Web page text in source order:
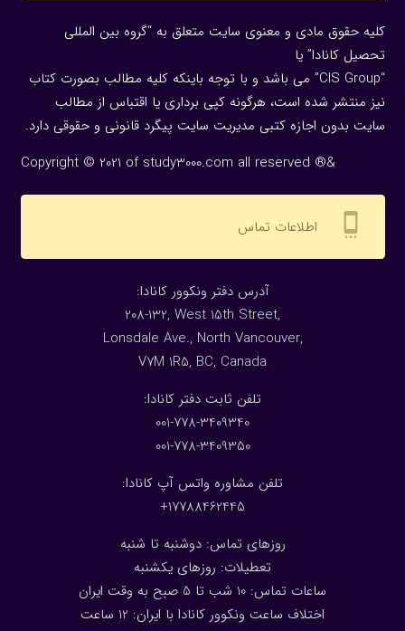
کلیه حقوق مادی و معنوی سایت متعلق به “گروه بین المللی
تحصیل کانادا” یا
“CIS Group” می باشد و با توجه باینکه کلیه مطالب بصورت کتاب
نیز منتشر شده است، هرگونه كپی برداری یا اقتباس از مطالب
سایت بدون اجازه كتبی مدیریت سایت پیگرد قانونی و حقوقی دارد.
Copyright © 2021 of study3000.com all reserved ®&
settings_cell اطلاعات تماس
:آدرس دفتر ونکوور کانادا
208-132, West 15th Street,
Lonsdale Ave., North Vancouver,
V7M 1R5, BC, Canada
:تلفن ثابت دفتر کانادا
001-778-3409340
001-778-3409350
تلفن مشاوره واتس آپ کانادا:
17788462445+
روزهای تماس: دوشنبه تا شنبه
تعطیلات: روزهای یکشنبه
ساعات تماس: 10 شب تا 5 صبح به وقت ایران
اختلاف ساعت ونکوور کانادا با ایران: 1 2 ساعت